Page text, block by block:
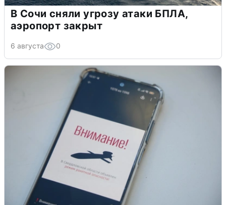
В Сочи сняли угрозу атаки БПЛА,
аэропорт закрыт
6 августа 0